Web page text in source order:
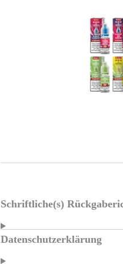
Schriftliche(s)
Datenschutzerklärung